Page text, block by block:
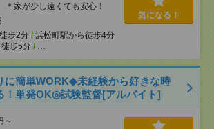
家が少し遠くても安心！
歩2分 / 浜松町駅から徒歩4分
歩5分 /
気になる！
に簡単WORK◆未経験から好きな時
！単発OK◎試験監督[アルバイト]
～